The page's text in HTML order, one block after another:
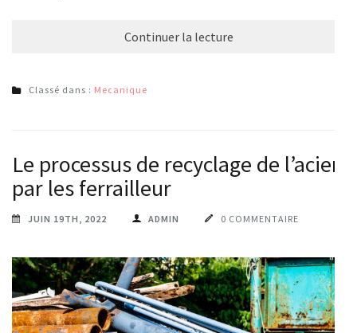
Continuer la lecture
Classé dans : Mecanique
Le processus de recyclage de l’acier
par les ferrailleur
JUIN 19TH, 2022 ADMIN 0 COMMENTAIRE